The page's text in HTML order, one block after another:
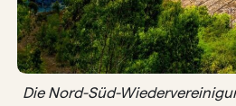
Die Nord-Süd-